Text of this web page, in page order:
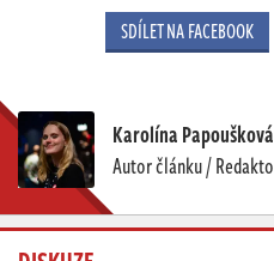
SDÍLET NA FACEBOOK
Karolína Papoušková
Autor článku /